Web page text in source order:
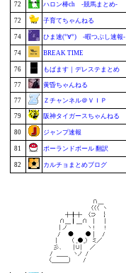
72 ハロン棒ch -競馬まとめ-
72 子育てちゃんねる
74 ひま速(°∀°) -暇つぶし速報-
74 BREAK TIME
76 もばます｜デレステまとめ
77 黄昏ちゃんねる
77 Ｚチャンネル＠ＶＩＰ
79 阪神タイガースちゃんねる
80 ジャンプ速報
81 ポーランドボール 翻訳
82 カルチョまとめブログ
まなにゅ～
鷹速@ホークスまとめブログ
もきゅ速(*´ω`*)人(´･ェ･｀)
チゲ速